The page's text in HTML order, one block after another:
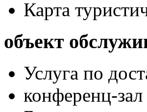
Карта
объект
Услуга по
конференц-зал